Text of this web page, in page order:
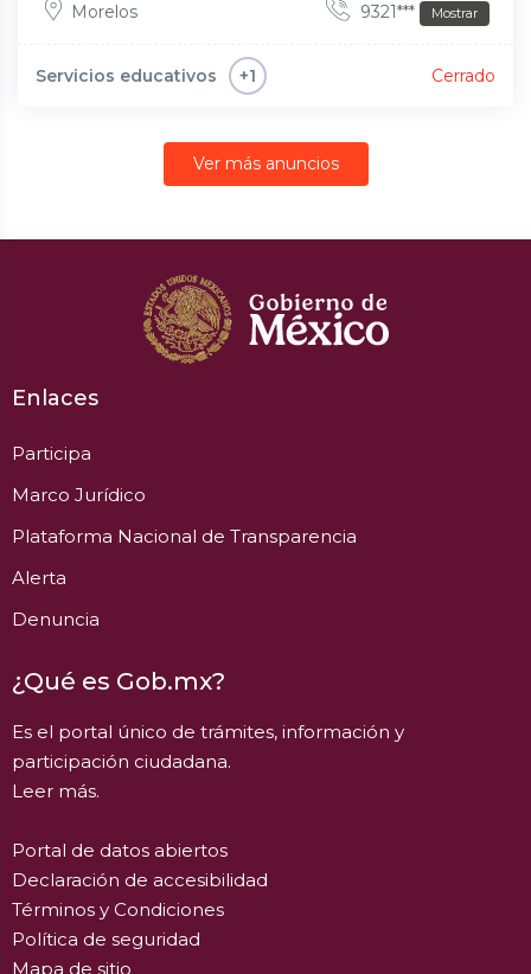
Morelos 9321*** Mostrar
Servicios educativos +1 Cerrado
Ver más anuncios
Enlaces
Participa
Marco Jurídico
Plataforma Nacional de Transparencia
Alerta
Denuncia
¿Qué es Gob.mx?
Es el portal único de trámites, información y
participación ciudadana.
Leer más.
Portal de datos abiertos
Declaración de accesibilidad
Términos y Condiciones
Política de seguridad
Mapa de sitio